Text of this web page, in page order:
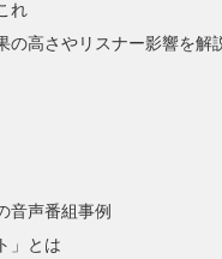
れ
の高さやリスナー影響を解
音声番組事例
」とは